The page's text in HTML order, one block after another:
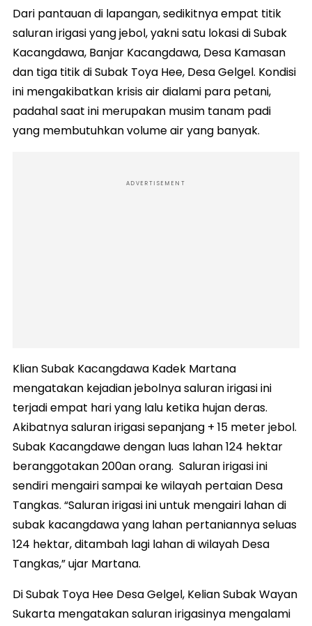
Dari pantauan di lapangan, sedikitnya empat titik
saluran irigasi yang jebol, yakni satu lokasi di Subak
Kacangdawa, Banjar Kacangdawa, Desa Kamasan
dan tiga titik di Subak Toya Hee, Desa Gelgel. Kondisi
ini mengakibatkan krisis air dialami para petani,
padahal saat ini merupakan musim tanam padi
yang membutuhkan volume air yang banyak.
ADVERTISEMENT
Klian Subak Kacangdawa Kadek Martana
mengatakan kejadian jebolnya saluran irigasi ini
terjadi empat hari yang lalu ketika hujan deras.
Akibatnya saluran irigasi sepanjang + 15 meter jebol.
Subak Kacangdawe dengan luas lahan 124 hektar
beranggotakan 200an orang. Saluran irigasi ini
sendiri mengairi sampai ke wilayah pertaian Desa
Tangkas. “Saluran irigasi ini untuk mengairi lahan di
subak kacangdawa yang lahan pertaniannya seluas
124 hektar, ditambah lagi lahan di wilayah Desa
Tangkas,” ujar Martana.
Di Subak Toya Hee Desa Gelgel, Kelian Subak Wayan
Sukarta mengatakan saluran irigasinya mengalami